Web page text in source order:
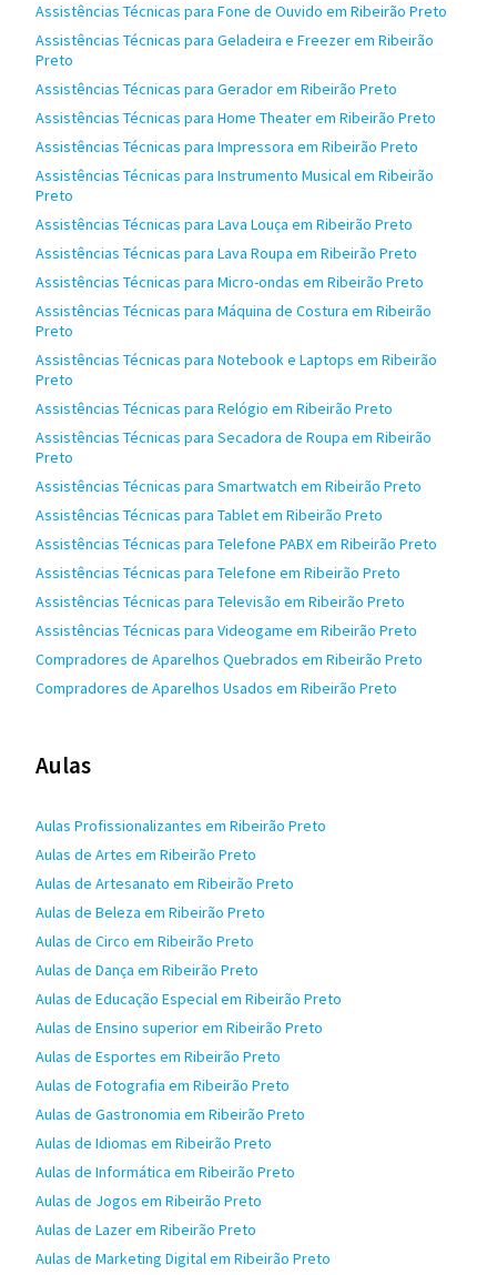
Assistências Técnicas para Fone de Ouvido em Ribeirão Preto
Assistências Técnicas para Geladeira e Freezer em Ribeirão
Preto
Assistências Técnicas para Gerador em Ribeirão Preto
Assistências Técnicas para Home Theater em Ribeirão Preto
Assistências Técnicas para Impressora em Ribeirão Preto
Assistências Técnicas para Instrumento Musical em Ribeirão
Preto
Assistências Técnicas para Lava Louça em Ribeirão Preto
Assistências Técnicas para Lava Roupa em Ribeirão Preto
Assistências Técnicas para Micro-ondas em Ribeirão Preto
Assistências Técnicas para Máquina de Costura em Ribeirão
Preto
Assistências Técnicas para Notebook e Laptops em Ribeirão
Preto
Assistências Técnicas para Relógio em Ribeirão Preto
Assistências Técnicas para Secadora de Roupa em Ribeirão
Preto
Assistências Técnicas para Smartwatch em Ribeirão Preto
Assistências Técnicas para Tablet em Ribeirão Preto
Assistências Técnicas para Telefone PABX em Ribeirão Preto
Assistências Técnicas para Telefone em Ribeirão Preto
Assistências Técnicas para Televisão em Ribeirão Preto
Assistências Técnicas para Videogame em Ribeirão Preto
Compradores de Aparelhos Quebrados em Ribeirão Preto
Compradores de Aparelhos Usados em Ribeirão Preto
Aulas
Aulas Profissionalizantes em Ribeirão Preto
Aulas de Artes em Ribeirão Preto
Aulas de Artesanato em Ribeirão Preto
Aulas de Beleza em Ribeirão Preto
Aulas de Circo em Ribeirão Preto
Aulas de Dança em Ribeirão Preto
Aulas de Educação Especial em Ribeirão Preto
Aulas de Ensino superior em Ribeirão Preto
Aulas de Esportes em Ribeirão Preto
Aulas de Fotografia em Ribeirão Preto
Aulas de Gastronomia em Ribeirão Preto
Aulas de Idiomas em Ribeirão Preto
Aulas de Informática em Ribeirão Preto
Aulas de Jogos em Ribeirão Preto
Aulas de Lazer em Ribeirão Preto
Aulas de Marketing Digital em Ribeirão Preto